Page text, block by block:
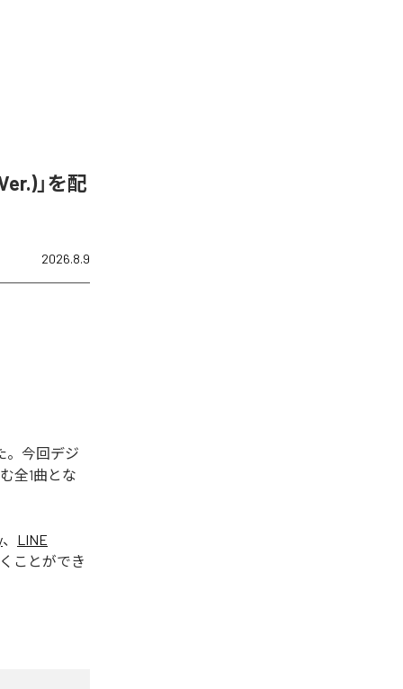
」を配
2026.8.9
。今回デジ
全1曲とな
、 LINE
ことができ